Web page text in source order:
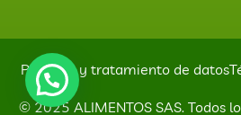
© 2025 ALIMENTOS SAS. Todos
Políticas y tratamiento de datos